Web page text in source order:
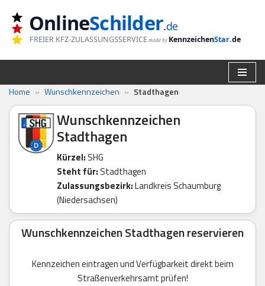
Zum
Inhalt
springen
OnlineSchilder.de
FREIER KFZ-ZULASSUNGSSERVICE made by KennzeichenStar.de
Home » Wunschkennzeichen » Stadthagen
Wunschkennzeichen
Stadthagen
Kürzel: SHG
Steht für: Stadthagen
Zulassungsbezirk:Landkreis Schaumburg
(Niedersachsen)
Wunschkennzeichen Stadthagen reservieren
Kennzeichen eintragen und Verfügbarkeit direkt beim
Straßenverkehrsamt prüfen!